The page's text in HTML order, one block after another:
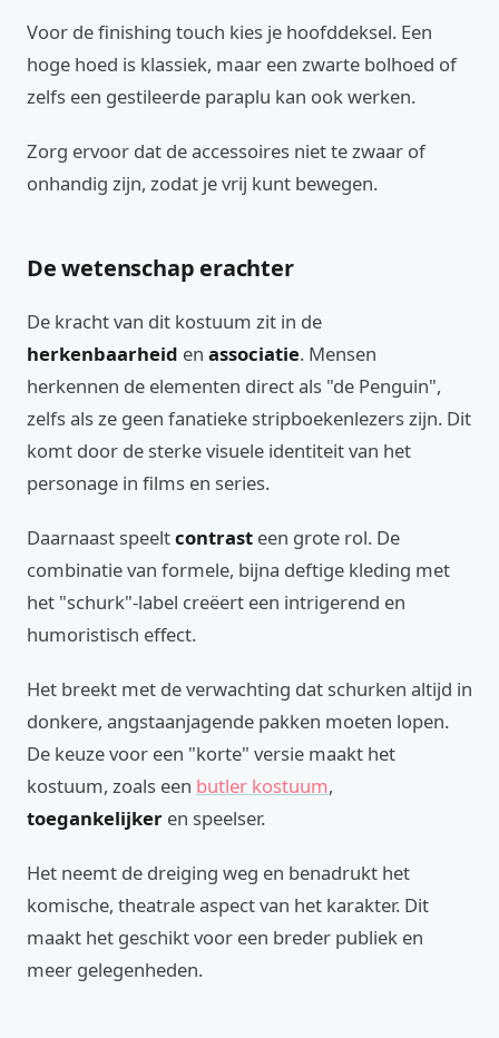
Voor de finishing touch kies je hoofddeksel. Een
hoge hoed is klassiek, maar een zwarte bolhoed of
zelfs een gestileerde paraplu kan ook werken.
Zorg ervoor dat de accessoires niet te zwaar of
onhandig zijn, zodat je vrij kunt bewegen.
De wetenschap erachter
De kracht van dit kostuum zit in de
herkenbaarheid en associatie. Mensen
herkennen de elementen direct als "de Penguin",
zelfs als ze geen fanatieke stripboekenlezers zijn. Dit
komt door de sterke visuele identiteit van het
personage in films en series.
Daarnaast speeltcontrast een grote rol. De
combinatie van formele, bijna deftige kleding met
het "schurk"-label creëert een intrigerend en
humoristisch effect.
Het breekt met de verwachting dat schurken altijd in
donkere, angstaanjagende pakken moeten lopen.
De keuze voor een "korte" versie maakt het
kostuum, zoals een butler kostuum,
toegankelijker en speelser.
Het neemt de dreiging weg en benadrukt het
komische, theatrale aspect van het karakter. Dit
maakt het geschikt voor een breder publiek en
meer gelegenheden.